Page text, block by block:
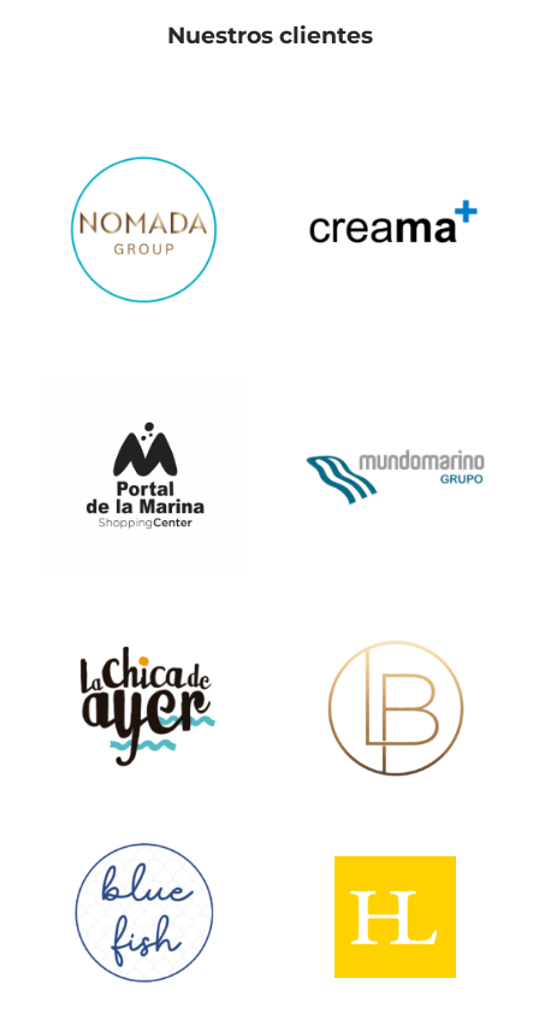
Nuestros clientes